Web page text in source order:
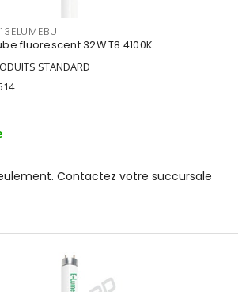
fluorescent 32W T8 4100K
STANDARD
Contactez votre succursale